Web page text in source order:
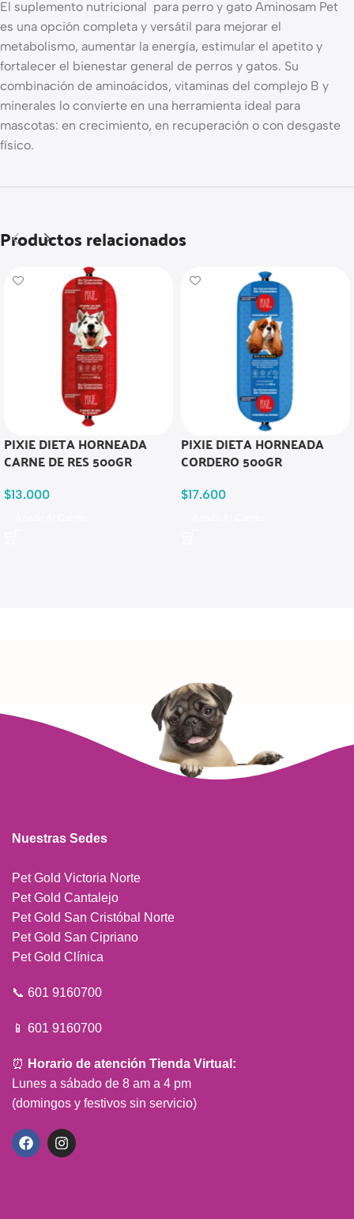
El suplemento nutricional para perro y gato Aminosam Pet
es una opción completa y versátil para mejorar el
metabolismo, aumentar la energía, estimular el apetito y
fortalecer el bienestar general de perros y gatos. Su
combinación de aminoácidos, vitaminas del complejo B y
minerales lo convierte en una herramienta ideal para
mascotas: en crecimiento, en recuperación o con desgaste
físico.
Productos relacionados
PIXIE DIETA HORNEADA
CARNE DE RES 500GR
$13.000
PIXIE DIETA HORNEADA
CORDERO 500GR
$17.600
Nuestras Sedes
Pet Gold Victoria Norte
Pet Gold Cantalejo
Pet Gold San Cristóbal Norte
Pet Gold San Cipriano
Pet Gold Clínica
📞 601 9160700
📱 601 9160700
⏰ Horario de atención Tienda Virtual:
Lunes a sábado de 8 am a 4 pm
(domingos y festivos sin servicio)